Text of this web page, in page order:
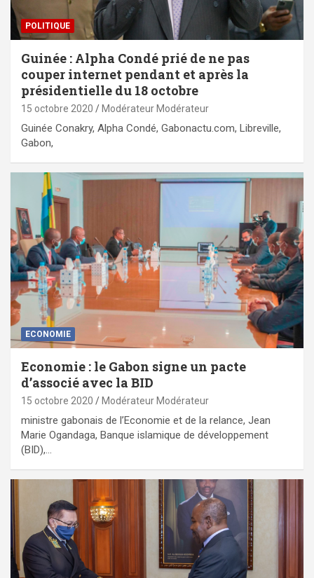
POLITIQUE
Guinée : Alpha Condé prié de ne pas
couper internet pendant et après la
présidentielle du 18 octobre
15 octobre 2020 Modérateur Modérateur
Guinée Conakry, Alpha Condé, Gabonactu.com, Libreville,
Gabon,
ECONOMIE
Economie : le Gabon signe un pacte
d’associé avec la BID
15 octobre 2020 Modérateur Modérateur
ministre gabonais de l’Economie et de la relance, Jean
Marie Ogandaga, Banque islamique de développement
(BID),…